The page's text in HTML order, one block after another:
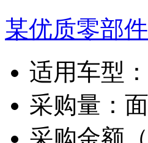
某优质零部
适用车型：
采购量：
采购金额